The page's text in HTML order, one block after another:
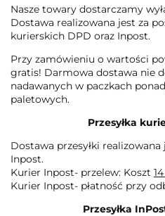
Nasze towary dostarczamy
Dostawa realizowana jest za
kurierskich DPD oraz Inpost.
Przy zamówieniu o wartości
gratis! Darmowa dostawa nie
nadawanych w paczkach
paletowych.
Przesyłka
Dostawa przesyłki
Inpost.
Kurier Inpost- przelew: Koszt
Kurier Inpost- płatność przy
Przesyłka